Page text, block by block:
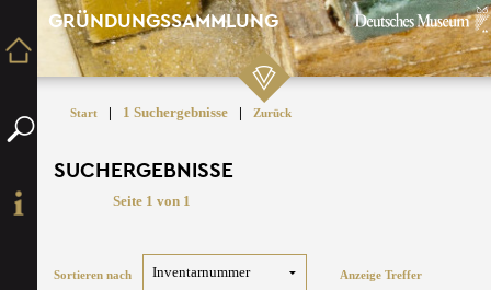
GRÜNDUNGSSAMMLUNG
Start | 1 Suchergebnisse | Zurück
SUCHERGEBNISSE
Seite 1 von 1
Sortieren nach Anzeige Treffer